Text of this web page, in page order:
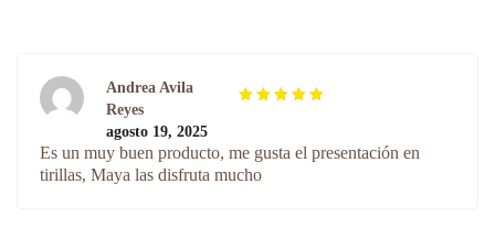
5
Andrea Avila
Reyes
agosto 19, 2025
Es un muy buen producto, me gusta el presentación en
tirillas, Maya las disfruta mucho